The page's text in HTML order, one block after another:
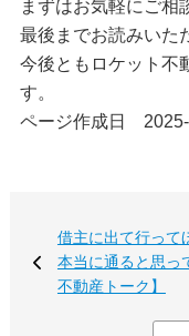
まずはお気軽にご相
最後までお読みいた
今後ともロケット不
す。
ページ作成日
借主に出て行って
本当に通ると思っ
不動産トーク】